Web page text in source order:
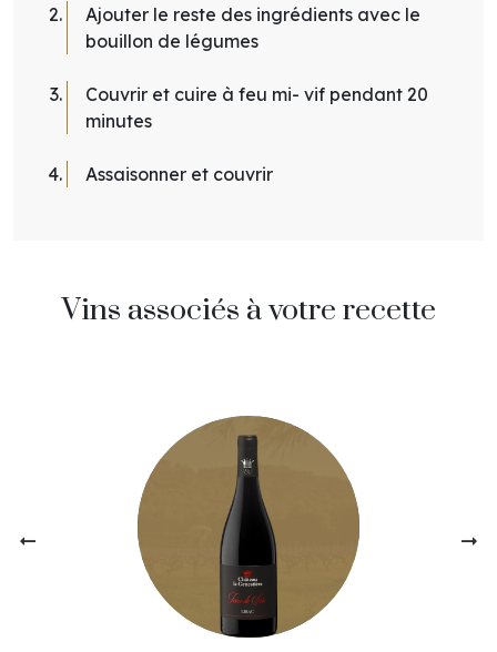
Ajouter le reste des ingrédients avec le
bouillon de légumes
Couvrir et cuire à feu mi- vif pendant 20
minutes
Assaisonner et couvrir
Vins associés à votre recette
20.00